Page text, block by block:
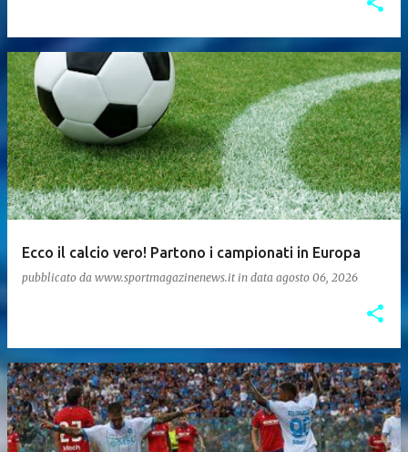
Ecco il calcio vero! Partono i campionati in Europa
pubblicato da www.sportmagazinenews.it in data agosto 06, 2026